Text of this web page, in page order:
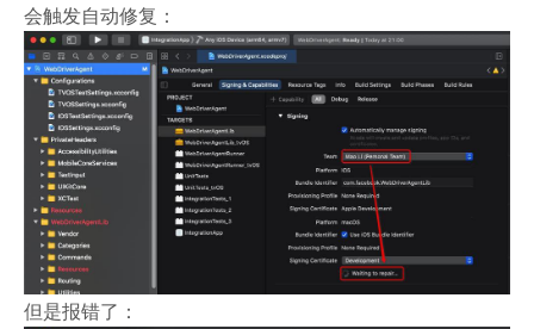
会触发自动修复：
但是报错了：